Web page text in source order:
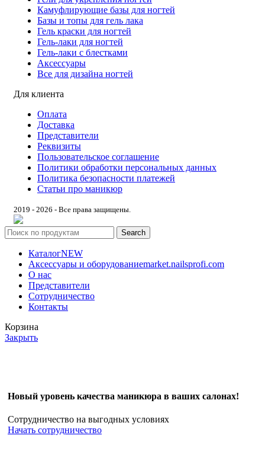
Камуфлирующие базы для ногтей
Базы и топы для гель лака
Гель краски для ногтей
Гель-лаки для ногтей
Гель-лаки с блестками
Аксессуары
Все для дизайна ногтей
Для клиента
Оплата
Доставка
Представители
Реквизиты
Пользовательское соглашение
Политики обработки персональных данных
Политика безопасности платежей
Статьи про маникюр
2019 - 2026 - Все права защищены.
Search
КаталогNEW
Аксессуары и оборудованиеmarket.nailsprofi.com
О нас
Представители
Сотрудничество
Контакты
Корзина
Закрыть
Новый уровень качества маникюра в ваших салонах!
Сотрудничество на выгодных условиях
Начать сотрудничество